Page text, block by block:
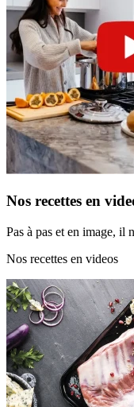
Nos recettes en
Pas à pas et en image, il
Nos recettes en videos